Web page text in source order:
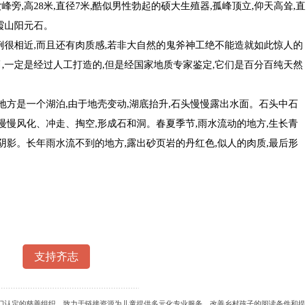
旁,高28米,直径7米,酷似男性勃起的硕大生殖器,孤峰顶立,仰天高耸,直
阳元石。
相近,而且还有肉质感,若非大自然的鬼斧神工绝不能造就如此惊人的
定是经过人工打造的,但是经国家地质专家鉴定,它们是百分百纯天然
方是一个湖泊,由于地壳变动,湖底抬升,石头慢慢露出水面。石头中石
慢风化、冲走、掏空,形成石和洞。春夏季节,雨水流动的地方,生长青
影。长年雨水流不到的地方,露出砂页岩的丹红色,似人的肉质,最后形
支持齐志